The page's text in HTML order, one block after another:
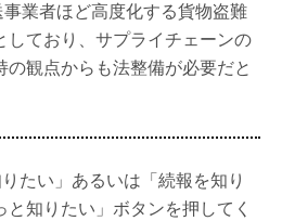
業者ほど高度化する貨物盗難
しており、サプライチェーンの
観点からも法整備が必要だと
たい」あるいは「続報を知り
知りたい」ボタンを押してく